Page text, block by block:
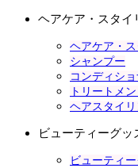
ヘアケア・スタイ
ヘアケア・
シャンプー
コンディシ
トリートメ
ヘアスタイ
ビューティーグッ
ビューティ